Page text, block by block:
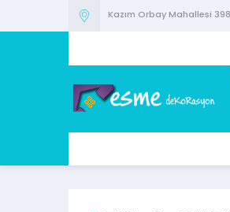
Kazım Orbay Mahallesi